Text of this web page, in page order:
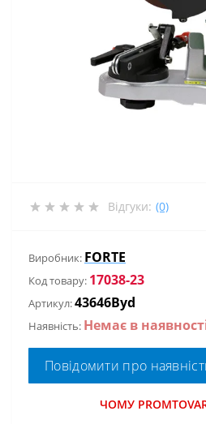
Відгуки: (0)
Виробник: FORTE
Код товару: 17038-23
Артикул:43646Byd
Наявність: Немає в
Повідомити про
ЧОМУ